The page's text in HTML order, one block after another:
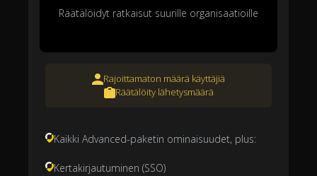
Räätälöidyt ratkaisut suurille organisaatioille
Rajoittamaton määrä käyttäjiä
Räätälöity lähetysmäärä
Kaikki Advanced-paketin ominaisuudet, plus:
Kertakirjautuminen (SSO)